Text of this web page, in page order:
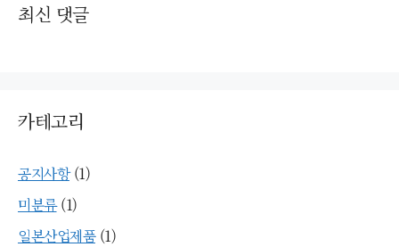
최신 댓글
카테고리
공지사항(1)
미분류(1)
일본산업제품(1)